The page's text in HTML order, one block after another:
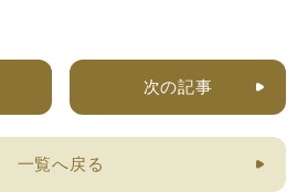
次の記事
一覧へ戻る